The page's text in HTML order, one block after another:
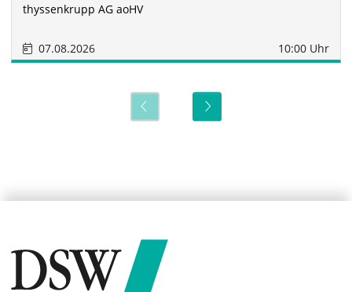
thyssenkrupp AG aoHV
07.08.2026 10:00 Uhr